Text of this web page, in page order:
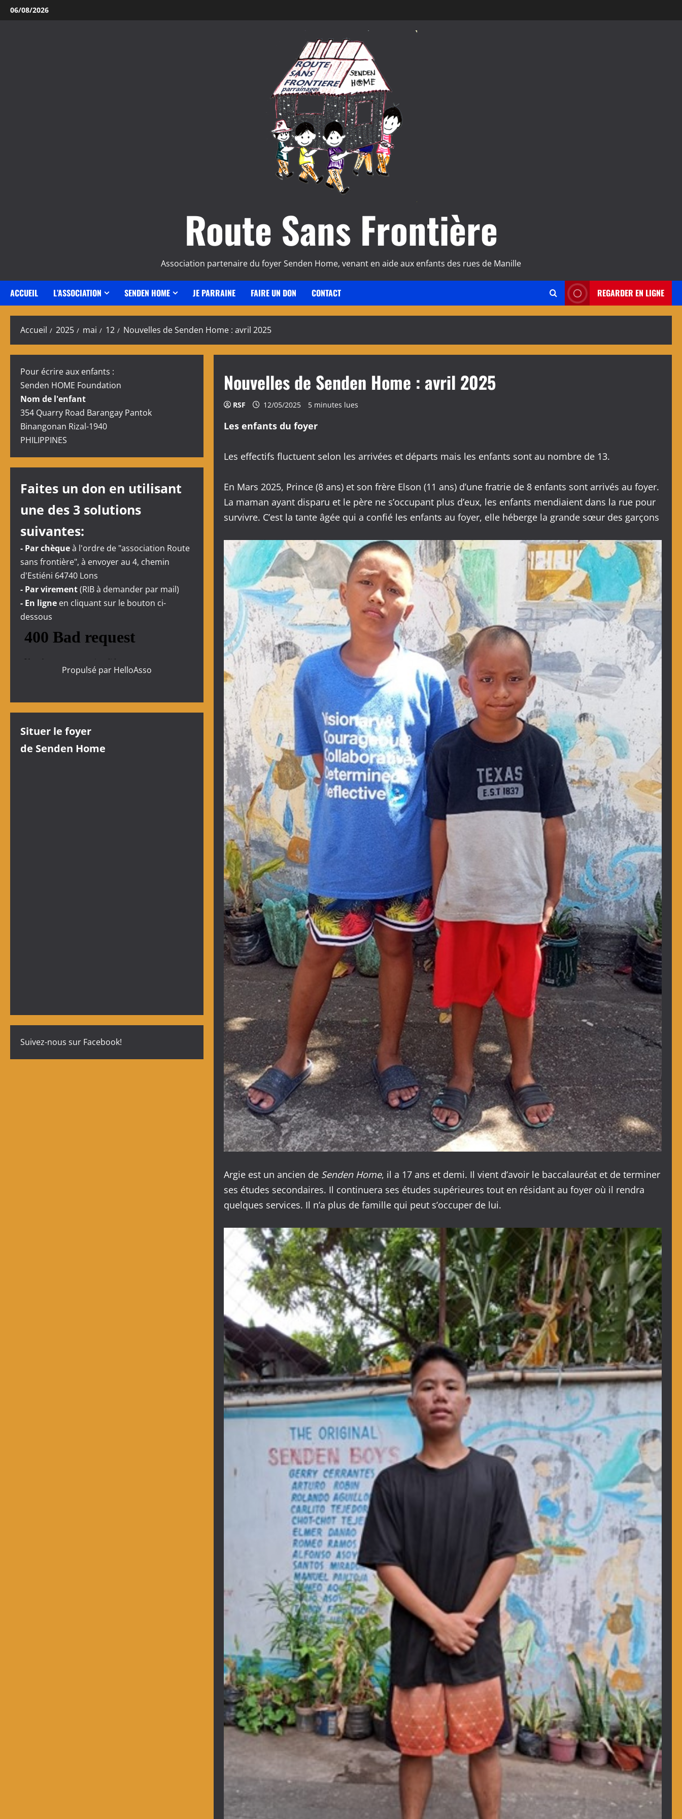
Aller
au
06/08/2026
Route Sans Frontière
Association partenaire du foyer Senden Home, venant en aide aux enfants des rues de Manille
ACCUEIL L’ASSOCIATION SENDEN HOME JE PARRAINE FAIRE UN DON CONTACT REGARDER EN LIGNE
Accueil 2025 mai 12 Nouvelles de Senden Home : avril 2025
Nouvelles de Senden Home : avril 2025
RSF 12/05/2025 5 minutes lues
Les enfants du foyer
Les effectifs fluctuent selon les arrivées et départs mais les enfants sont au nombre de 13.
En Mars 2025, Prince (8 ans) et son frère Elson (11 ans) d’une fratrie de 8 enfants sont arrivés au foyer.
La maman ayant disparu et le père ne s’occupant plus d’eux, les enfants mendiaient dans la rue pour
survivre. C’est la tante âgée qui a confié les enfants au foyer, elle héberge la grande sœur des garçons
Argie est un ancien de Senden Home, il a 17 ans et demi. Il vient d’avoir le baccalauréat et de terminer
ses études secondaires. Il continuera ses études supérieures tout en résidant au foyer où il rendra
quelques services. Il n’a plus de famille qui peut s’occuper de lui.
Pour écrire aux enfants :
Senden HOME Foundation
Nom de l'enfant
354 Quarry Road Barangay Pantok
Binangonan Rizal-1940
PHILIPPINES
Faites un don en utilisant
une des 3 solutions
suivantes:
- Par chèqueà l'ordre de "association Route
sans frontière", à envoyer au 4, chemin
d'Estiéni 64740 Lons
- Par virement(RIB à demander par mail)
- En ligne en cliquant sur le bouton ci-
dessous
Propulsé par HelloAsso
Situer le foyer
de Senden Home
Suivez-nous sur Facebook!